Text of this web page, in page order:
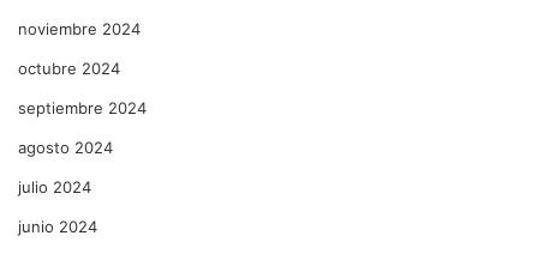
noviembre 2024
octubre 2024
septiembre 2024
agosto 2024
julio 2024
junio 2024